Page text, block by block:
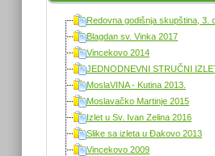
Redovna godišnja skupština, 3.
Blagdan sv. Vinka 2017
Vincekovo 2014
JEDNODNEVNI STRUČNI
MoslaVINA - Kutina 2013.
Moslavačko Martinje 2015
Izlet u Sv. Ivan Zelina 2016
Slike sa izleta u Đakovo 2013
Vincekovo 2009